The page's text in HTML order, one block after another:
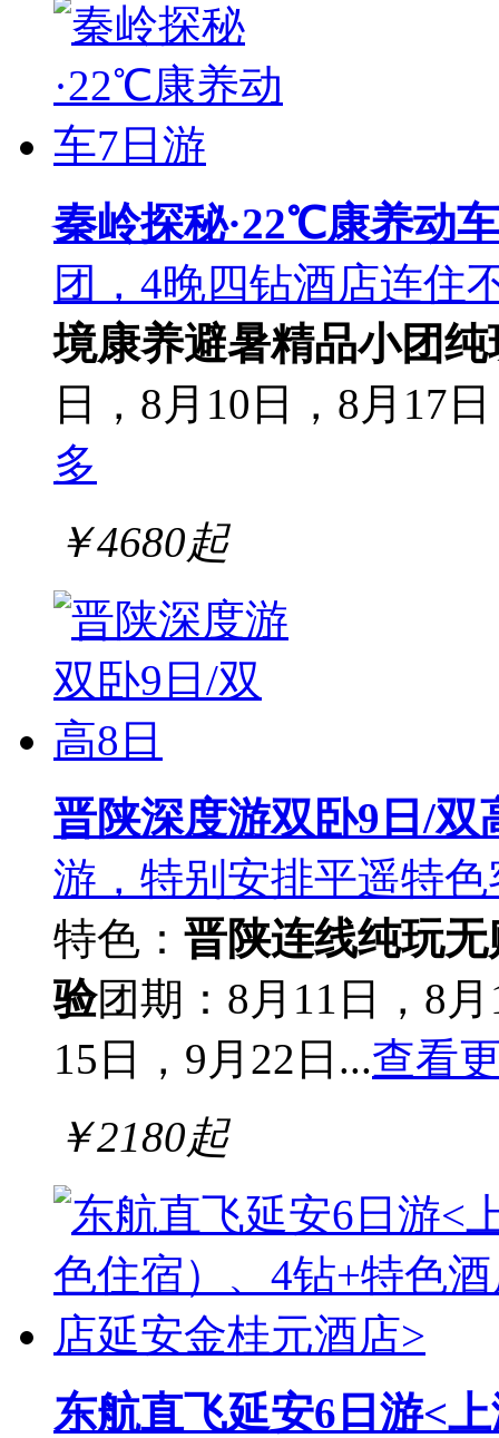
秦岭探秘·22℃康养动
团，4晚四钻酒店连住
境康养避暑精品小团纯
日，8月10日，8月17
多
￥4680起
晋陕深度游双卧9日/双
游，特别安排平遥特
特色： 晋陕连线纯玩无
验团期：8月11日，8
15日，9月22日...查看
￥2180起
东航直飞延安6日游<